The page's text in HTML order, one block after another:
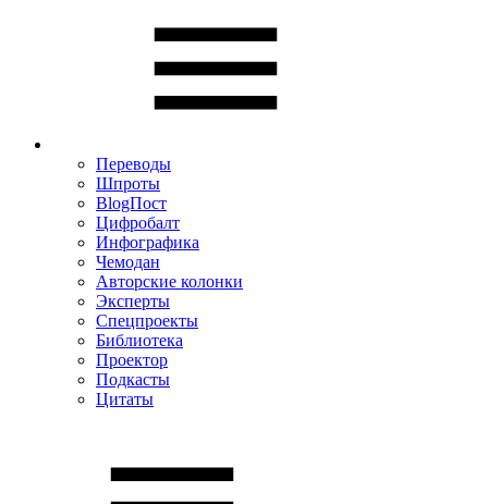
Переводы
Шпроты
BlogПост
Цифробалт
Инфографика
Чемодан
Авторские колонки
Эксперты
Спецпроекты
Библиотека
Проектор
Подкасты
Цитаты